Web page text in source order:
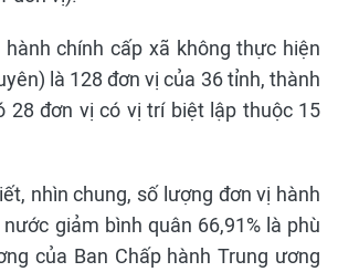
chính cấp xã không thực hiện
là 128 đơn vị của 36 tỉnh, thành
28 đơn vị có vị trí biệt lập thuộc 15
nhìn chung, số lượng đơn vị hành
giảm bình quân 66,91% là phù
của Ban Chấp hành Trung ương